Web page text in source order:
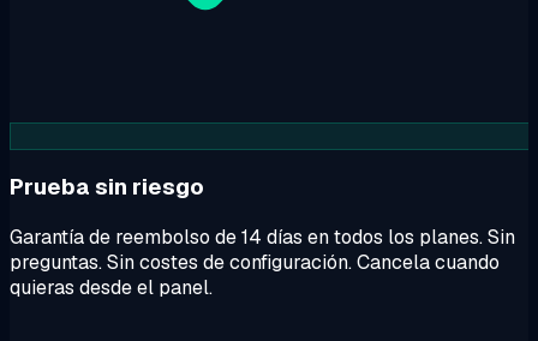
Prueba sin riesgo
Garantía de reembolso de 14 días en todos los planes. Sin
preguntas. Sin costes de configuración. Cancela cuando
quieras desde el panel.